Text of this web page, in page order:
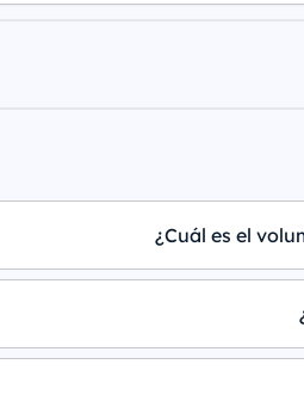
¿Cuál es el